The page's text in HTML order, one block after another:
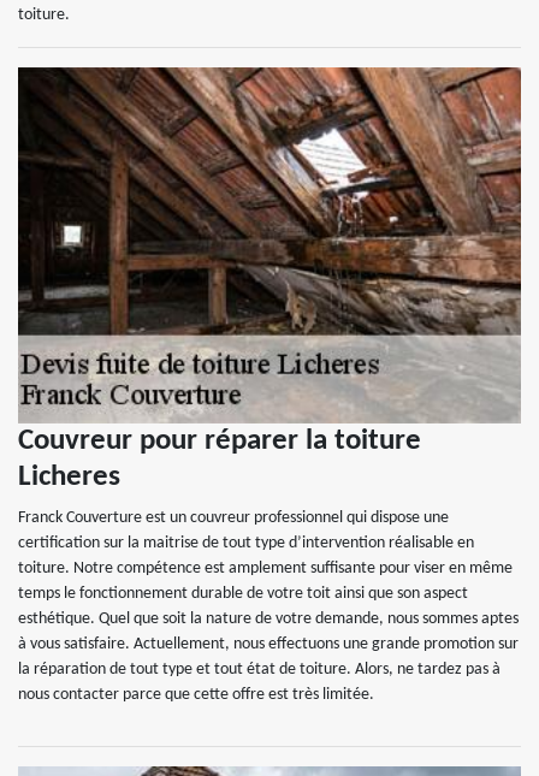
toiture.
Couvreur pour réparer la toiture
Licheres
Franck Couverture est un couvreur professionnel qui dispose une
certification sur la maitrise de tout type d’intervention réalisable en
toiture. Notre compétence est amplement suffisante pour viser en même
temps le fonctionnement durable de votre toit ainsi que son aspect
esthétique. Quel que soit la nature de votre demande, nous sommes aptes
à vous satisfaire. Actuellement, nous effectuons une grande promotion sur
la réparation de tout type et tout état de toiture. Alors, ne tardez pas à
nous contacter parce que cette offre est très limitée.